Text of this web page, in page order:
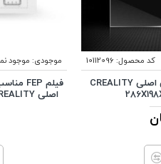
کد محصول: 10112096
فیلم FEP بسته 5 تایی اصلی CREALITY
موجودی: موجود
اصلی CREALITY سایز 140X200X0.15MM